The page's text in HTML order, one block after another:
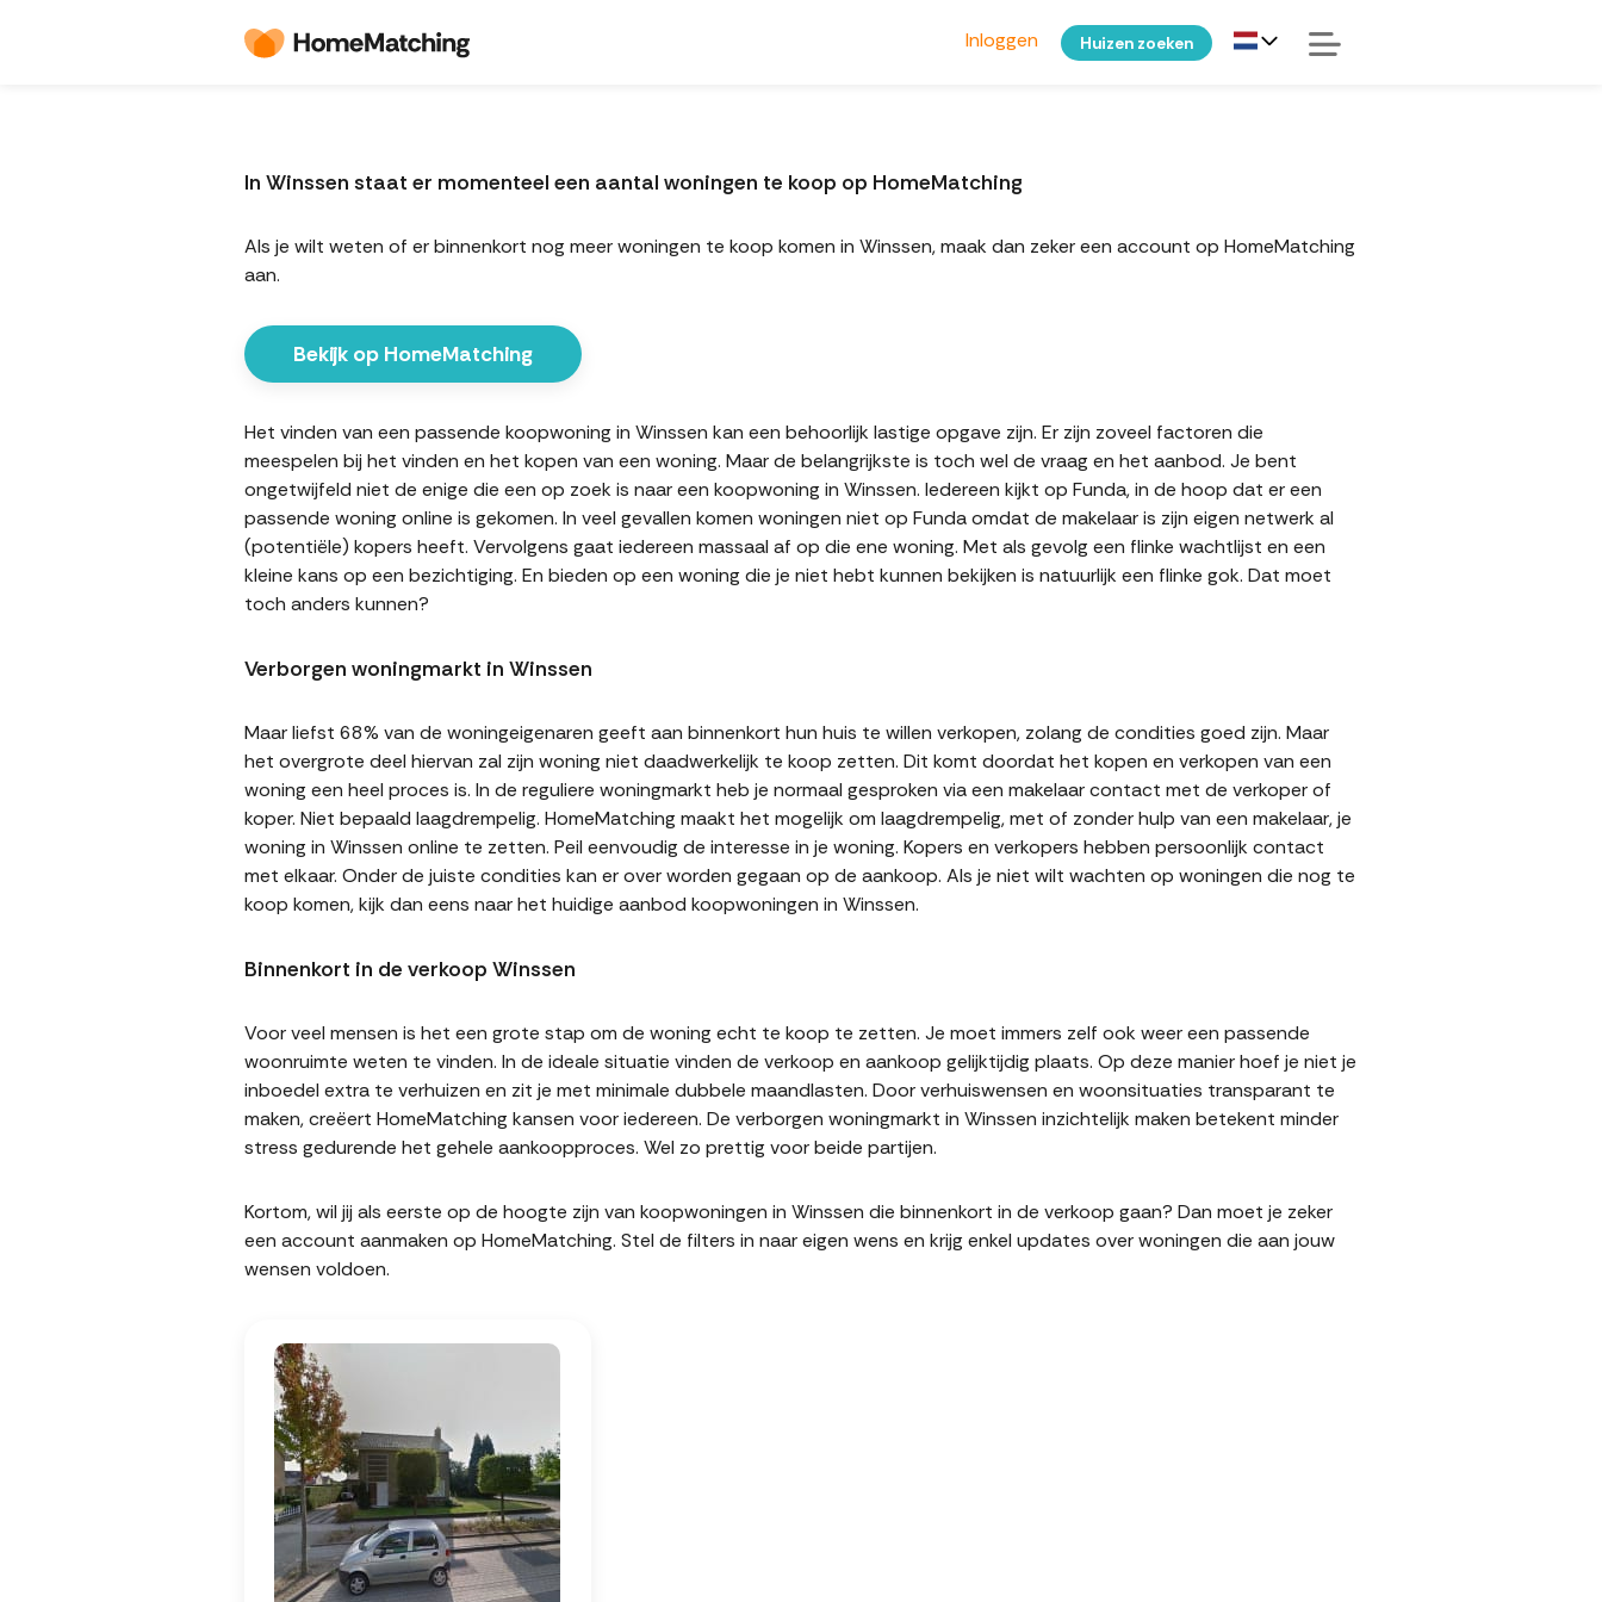
Inloggen Huizen zoeken
In Winssen staat er momenteel een aantal woningen te koop op HomeMatching
Als je wilt weten of er binnenkort nog meer woningen te koop komen in Winssen, maak dan zeker een account op HomeMatching
aan.
Bekijk op HomeMatching
Het vinden van een passende koopwoning in Winssen kan een behoorlijk lastige opgave zijn. Er zijn zoveel factoren die
meespelen bij het vinden en het kopen van een woning. Maar de belangrijkste is toch wel de vraag en het aanbod. Je bent
ongetwijfeld niet de enige die een op zoek is naar een koopwoning in Winssen. Iedereen kijkt op Funda, in de hoop dat er een
passende woning online is gekomen. In veel gevallen komen woningen niet op Funda omdat de makelaar is zijn eigen netwerk al
(potentiële) kopers heeft. Vervolgens gaat iedereen massaal af op die ene woning. Met als gevolg een flinke wachtlijst en een
kleine kans op een bezichtiging. En bieden op een woning die je niet hebt kunnen bekijken is natuurlijk een flinke gok. Dat moet
toch anders kunnen?
Verborgen woningmarkt in Winssen
Maar liefst 68% van de woningeigenaren geeft aan binnenkort hun huis te willen verkopen, zolang de condities goed zijn. Maar
het overgrote deel hiervan zal zijn woning niet daadwerkelijk te koop zetten. Dit komt doordat het kopen en verkopen van een
woning een heel proces is. In de reguliere woningmarkt heb je normaal gesproken via een makelaar contact met de verkoper of
koper. Niet bepaald laagdrempelig. HomeMatching maakt het mogelijk om laagdrempelig, met of zonder hulp van een makelaar, je
woning in Winssen online te zetten. Peil eenvoudig de interesse in je woning. Kopers en verkopers hebben persoonlijk contact
met elkaar. Onder de juiste condities kan er over worden gegaan op de aankoop. Als je niet wilt wachten op woningen die nog te
koop komen, kijk dan eens naar het huidige aanbod koopwoningen in Winssen.
Binnenkort in de verkoop Winssen
Voor veel mensen is het een grote stap om de woning echt te koop te zetten. Je moet immers zelf ook weer een passende
woonruimte weten te vinden. In de ideale situatie vinden de verkoop en aankoop gelijktijdig plaats. Op deze manier hoef je niet je
inboedel extra te verhuizen en zit je met minimale dubbele maandlasten. Door verhuiswensen en woonsituaties transparant te
maken, creëert HomeMatching kansen voor iedereen. De verborgen woningmarkt in Winssen inzichtelijk maken betekent minder
stress gedurende het gehele aankoopproces. Wel zo prettig voor beide partijen.
Kortom, wil jij als eerste op de hoogte zijn van koopwoningen in Winssen die binnenkort in de verkoop gaan? Dan moet je zeker
een account aanmaken op HomeMatching. Stel de filters in naar eigen wens en krijg enkel updates over woningen die aan jouw
wensen voldoen.